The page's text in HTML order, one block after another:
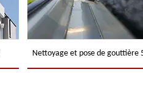
Nettoyage et pose de gouttière